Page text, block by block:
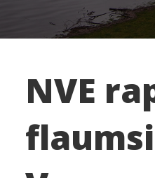
NVE